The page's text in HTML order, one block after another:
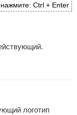
Ctrl + Enter
логотип